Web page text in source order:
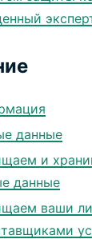
данные
и
данные
ваши